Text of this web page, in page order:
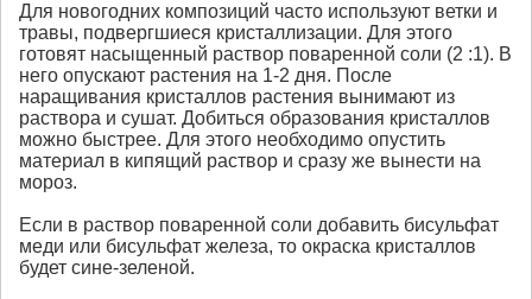
Для новогодних композиций часто используют ветки и
травы, подвергшиеся кристаллизации. Для этого
готовят насыщенный раствор поваренной соли (2 :1). В
него опускают растения на 1-2 дня. После
наращивания кристаллов растения вынимают из
раствора и сушат. Добиться образования кристаллов
можно быстрее. Для этого необходимо опустить
материал в кипящий раствор и сразу же вынести на
мороз.
Если в раствор поваренной соли добавить бисульфат
меди или бисульфат железа, то окраска кристаллов
будет сине-зеленой.